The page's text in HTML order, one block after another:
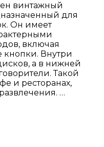
винтажный
для
Он имеет
включая
кнопки. Внутри
а в нижней
Такой
и ресторанах,
…